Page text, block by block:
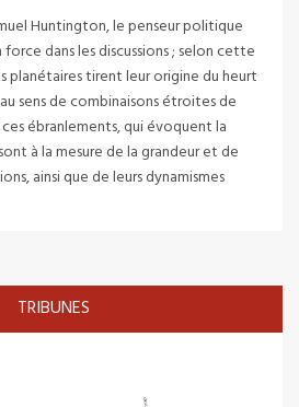
Huntington, le penseur politique
dans les discussions ; selon cette
planétaires tirent leur origine du heurt
sens de combinaisons étroites de
ébranlements, qui évoquent la
à la mesure de la grandeur et de
ainsi que de leurs dynamismes
TRIBUNES